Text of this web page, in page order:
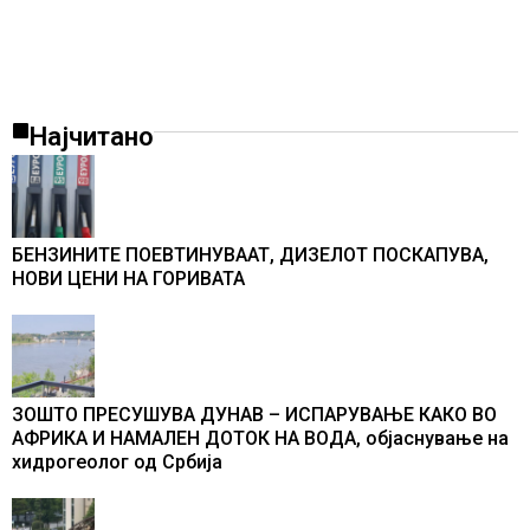
Најчитано
БЕНЗИНИТЕ ПОЕВТИНУВААТ, ДИЗЕЛОТ ПОСКАПУВА,
НОВИ ЦЕНИ НА ГОРИВАТА
ЗОШТО ПРЕСУШУВА ДУНАВ – ИСПАРУВАЊЕ КАКО ВО
АФРИКА И НАМАЛЕН ДОТОК НА ВОДА, објаснување на
хидрогеолог од Србија